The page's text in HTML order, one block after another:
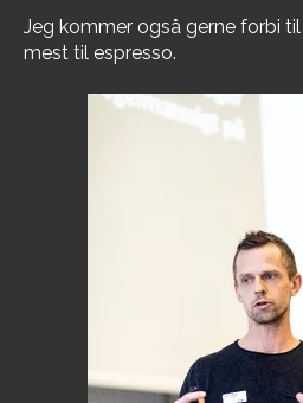
Jeg kommer også gerne forbi
mest til espresso.